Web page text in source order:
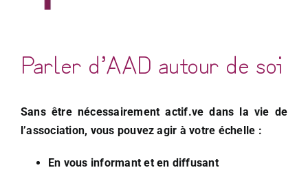
Parler d’AAD autour de soi
Sans être nécessairement actif.ve dans la vie de
l’association, vous pouvez agir à votre échelle :
En vous informant et en diffusant